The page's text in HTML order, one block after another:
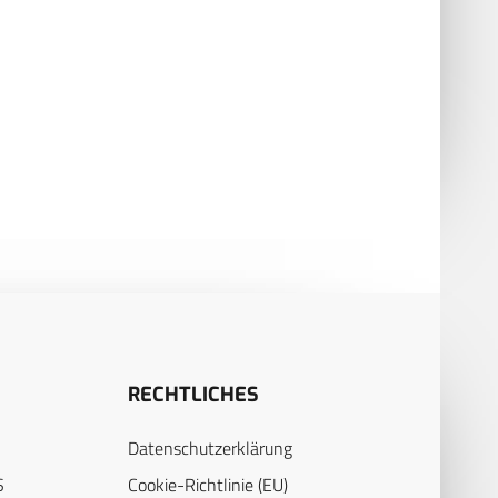
RECHTLICHES
Datenschutzerklärung
Cookie-Richtlinie (EU)